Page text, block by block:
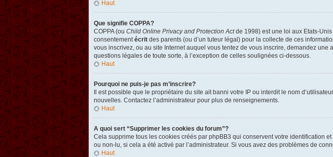
Haut
Que signifie COPPA?
COPPA (ou Child Online Privacy and Protection Actde 1998) est une loi aux Etats-
consentement écrit des parents (ou d’un tuteur légal) pour la collecte de ces
vous inscrivez, ou au site Internet auquel vous tentez de vous inscrire, demandez
questions légales de toute sorte, à l’exception de celles soulignées ci-dessous.
Haut
Pourquoi ne puis-je pas m’inscrire?
Il est possible que le propriétaire du site ait banni votre IP ou interdit le nom
nouvelles. Contactez l’administrateur pour plus de renseignements.
Haut
A quoi sert “Supprimer les cookies du forum”?
Cela supprime tous les cookies créés par phpBB3 qui conservent votre identification
ou non-lu, si cela a été activé par l’administrateur. Si vous avez des problèmes de
Haut